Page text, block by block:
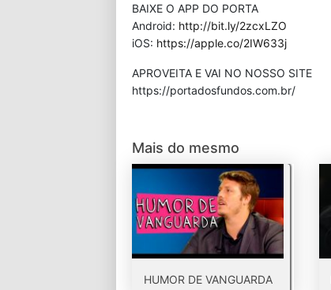
BAIXE O APP DO PORTA
Android: http://bit.ly/2zcxLZO
iOS: https://apple.co/2IW633j
APROVEITA E VAI NO NOSSO SITE
⁠https://portadosfundos.com.br/
Mais do mesmo
HUMOR DE VANGUARDA